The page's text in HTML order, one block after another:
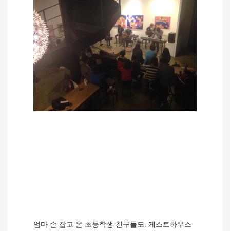
엄마 손 잡고 온 초등학생 친구들도, 게스트하우스